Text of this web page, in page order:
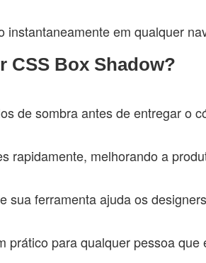
em qualquer
CSS Box Shadow?
de sombra antes de entregar o
rapidamente, melhorando a
ferramenta ajuda os
para qualquer pessoa